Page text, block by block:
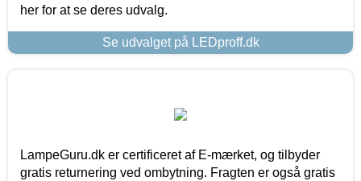
her for at se deres udvalg.
Se udvalget på LEDproff.dk
LampeGuru.dk er certificeret af E-mærket, og tilbyder
gratis returnering ved ombytning. Fragten er også gratis